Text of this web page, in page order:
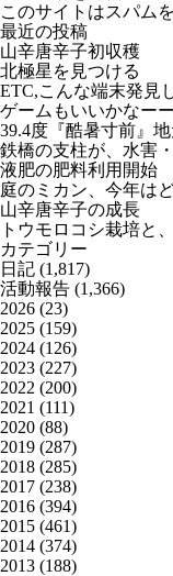
このサイトはスパム
最近の投稿
山辛唐辛子初収穫
北極星を見つける
ETC,こんな端末発見
ゲームもいいかなー
39.4度『酷暑寸前』地
鉄橋の支柱が、水害
液肥の肥料利用開始
庭のミカン、今年は
山辛唐辛子の成長
トウモロコシ栽培と
カテゴリー
日記 (1,817)
活動報告 (1,366)
2026 (23)
2025 (159)
2024 (126)
2023 (227)
2022 (200)
2021 (111)
2020 (88)
2019 (287)
2018 (285)
2017 (238)
2016 (394)
2015 (461)
2014 (374)
2013 (188)